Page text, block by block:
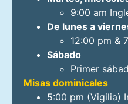
9:00 am
De lunes a
12:00 pm &
Sábado
Primer
Misas dominicales
5:00 pm (Vigilia)